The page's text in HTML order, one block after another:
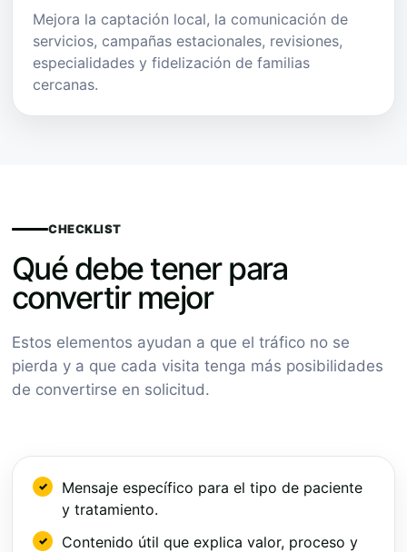
Mejora la captación local, la comunicación de
servicios, campañas estacionales, revisiones,
especialidades y fidelización de familias
cercanas.
CHECKLIST
Qué debe tener para
convertir mejor
Estos elementos ayudan a que el tráfico no se
pierda y a que cada visita tenga más posibilidades
de convertirse en solicitud.
Mensaje específico para el tipo de paciente
y tratamiento.
Contenido útil que explica valor, proceso y